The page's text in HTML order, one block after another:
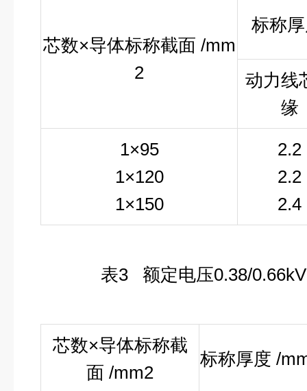
芯数×导体标称截面 /mm
2
标称
动力线
缘
1×95
1×120
1×150
2.2
2.2
2.4
表3 额定电压0.38/0.66kV
芯数×导体标称截
面 /mm2
标称厚度 /